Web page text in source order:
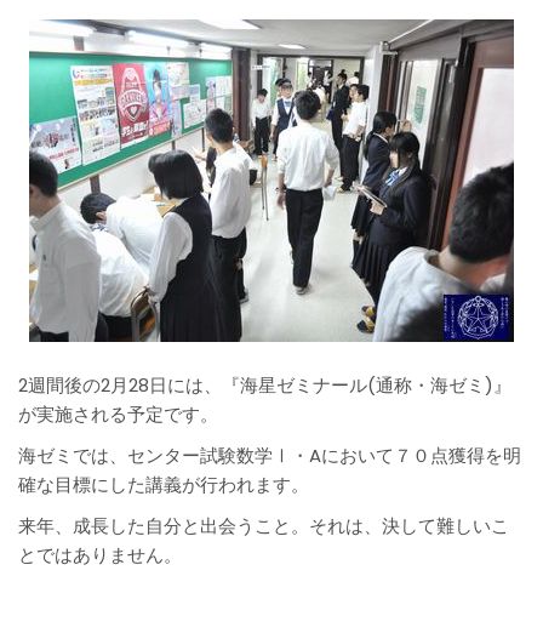
2週間後の2月28日には、『海星ゼミナール(通称・海ゼミ)』
が実施される予定です。
海ゼミでは、センター試験数学Ⅰ・Aにおいて７０点獲得を明
確な目標にした講義が行われます。
来年、成長した自分と出会うこと。それは、決して難しいこ
とではありません。